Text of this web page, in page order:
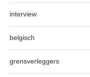
interview
belgisch
grensverleggers